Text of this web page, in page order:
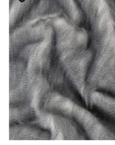
הוסף ל
WISHLIST